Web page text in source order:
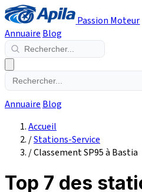
Passion Moteur
Annuaire Blog
Annuaire Blog
Accueil
/Stations-Service
/Classement SP95 à Bastia
Top 7 des